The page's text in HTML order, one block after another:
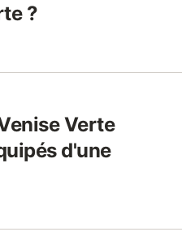
?
Verte
d'une